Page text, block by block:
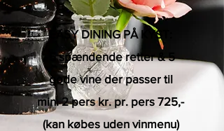
EASY DINING PÅ KYST:
5 spændende retter & 5
gode vine der passer til
min. 2 pers kr. pr. pers 725,-
(kan købes uden vinmenu)